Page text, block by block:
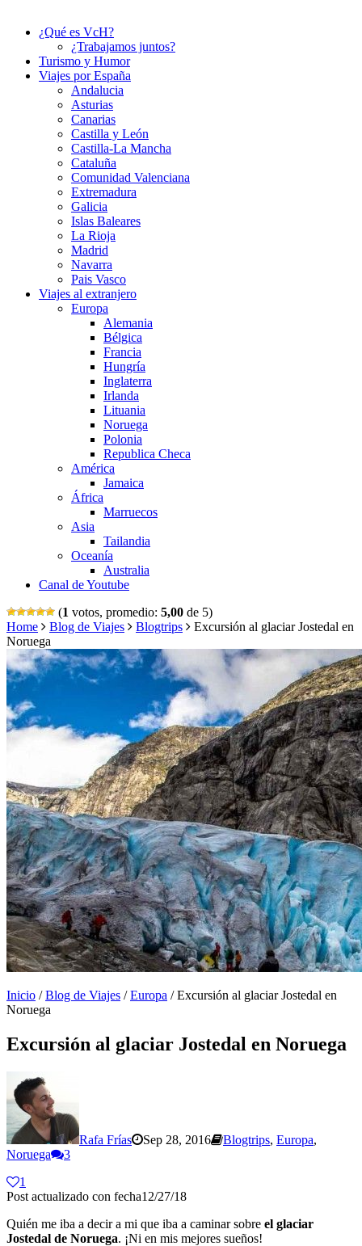
¿Qué es VcH?
¿Trabajamos juntos?
Turismo y Humor
Viajes por España
Andalucia
Asturias
Canarias
Castilla y León
Castilla-La Mancha
Cataluña
Comunidad Valenciana
Extremadura
Galicia
Islas Baleares
La Rioja
Madrid
Navarra
Pais Vasco
Viajes al extranjero
Europa
Alemania
Bélgica
Francia
Hungría
Inglaterra
Irlanda
Lituania
Noruega
Polonia
Republica Checa
América
Jamaica
África
Marruecos
Asia
Tailandia
Oceanía
Australia
Canal de Youtube
(1 votos, promedio: 5,00 de 5)
Home
Blog de Viajes Blogtrips
Excursión al glaciar Jostedal en
Noruega
Inicio /Blog de Viajes /Europa /Excursión al glaciar Jostedal en
Noruega
Excursión al glaciar Jostedal en Noruega
Rafa Frías Sep 28, 2016 Blogtrips, Europa,
Noruega
3
1
Post actualizado con fecha12/27/18
Quién me iba a decir a mi que iba a caminar sobre el glaciar
Jostedal de Noruega. ¡Ni en mis mejores sueños!